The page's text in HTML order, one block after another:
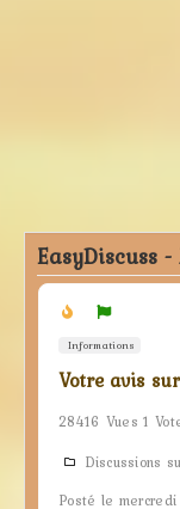
EasyDiscuss
Informations
Votre avis
28416 Vues 1
Discussions
Posté le